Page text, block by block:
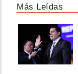
Más Leídas